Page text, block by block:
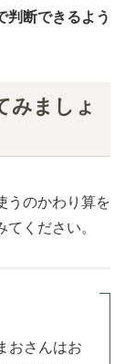
判断できるよう
みましょ
うのかわり算を
ください。
おさんはお